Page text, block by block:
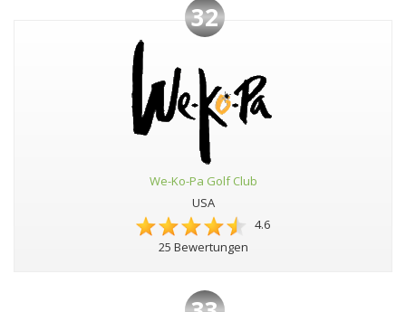
32
We-Ko-Pa Golf Club
USA
4.6
25 Bewertungen